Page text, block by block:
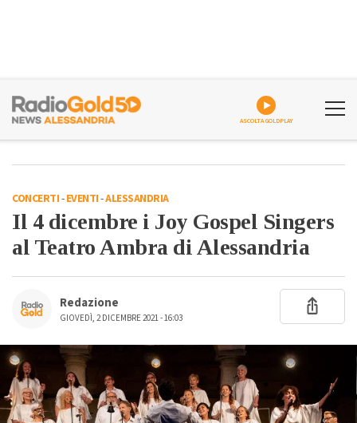
ASCOLTA GOLDPLAY
CONCERTI-EVENTI-ALESSANDRIA
Il 4 dicembre i Joy Gospel Singers
al Teatro Ambra di Alessandria
Redazione
GIOVEDÌ, 2 DICEMBRE 2021 - 16:03